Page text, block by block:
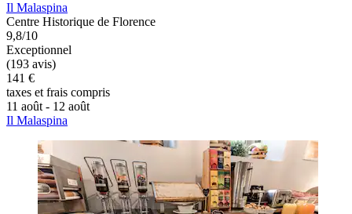
Il Malaspina
Centre Historique de Florence
9,8/10
Exceptionnel
(193 avis)
141 €
taxes et frais compris
11 août - 12 août
Il Malaspina